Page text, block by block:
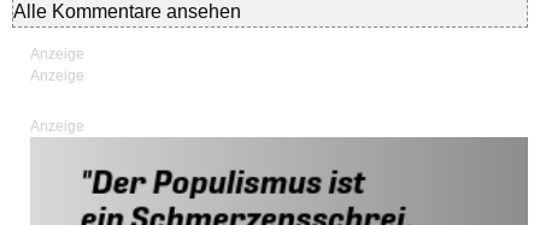
Alle Kommentare ansehen
Anzeige